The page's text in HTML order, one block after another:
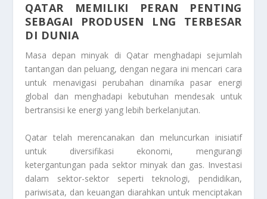
QATAR MEMILIKI PERAN PENTING
SEBAGAI PRODUSEN LNG TERBESAR
DI DUNIA
Masa depan minyak di Qatar menghadapi sejumlah
tantangan dan peluang, dengan negara ini mencari cara
untuk menavigasi perubahan dinamika pasar energi
global dan menghadapi kebutuhan mendesak untuk
bertransisi ke energi yang lebih berkelanjutan.
Qatar telah merencanakan dan meluncurkan inisiatif
untuk diversifikasi ekonomi, mengurangi
ketergantungan pada sektor minyak dan gas. Investasi
dalam sektor-sektor seperti teknologi, pendidikan,
pariwisata, dan keuangan diarahkan untuk menciptakan